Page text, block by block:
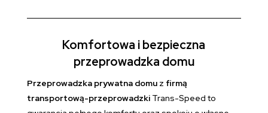
Komfortowa i bezpieczna
przeprowadzka domu
Przeprowadzka prywatna domu z firmą
transportową-przeprowadzki Trans-Speed to